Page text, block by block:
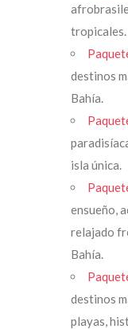
tropicales.
destinos
Bahía.
isla única.
ensueño,
relajado
Bahía.
destinos
playas,